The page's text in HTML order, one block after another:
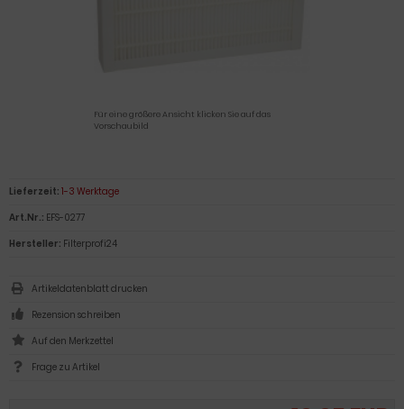
Für eine größere Ansicht klicken Sie auf das
Vorschaubild
Lieferzeit: 1-3 Werktage
Art.Nr.: EFS-0277
Hersteller: Filterprofi24
Artikeldatenblatt drucken
Rezension schreiben
Frage zu Artikel